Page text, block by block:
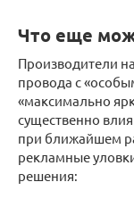
Что еще
Производители
провода с
«максимально
существенно
при ближайшем
рекламные
решения: